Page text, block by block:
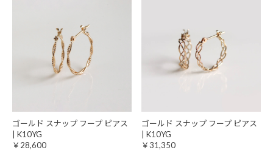
ゴールド スナップ フープ ピアス
| K10YG
￥28,600
ゴールド スナップ フープ ピアス
| K10YG
￥31,350